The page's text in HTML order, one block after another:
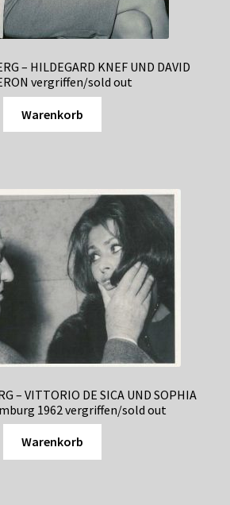
– HILDEGARD KNEF UND DAVID
vergriffen/sold out
Warenkorb
– VITTORIO DE SICA UND SOPHIA
1962 vergriffen/sold out
Warenkorb